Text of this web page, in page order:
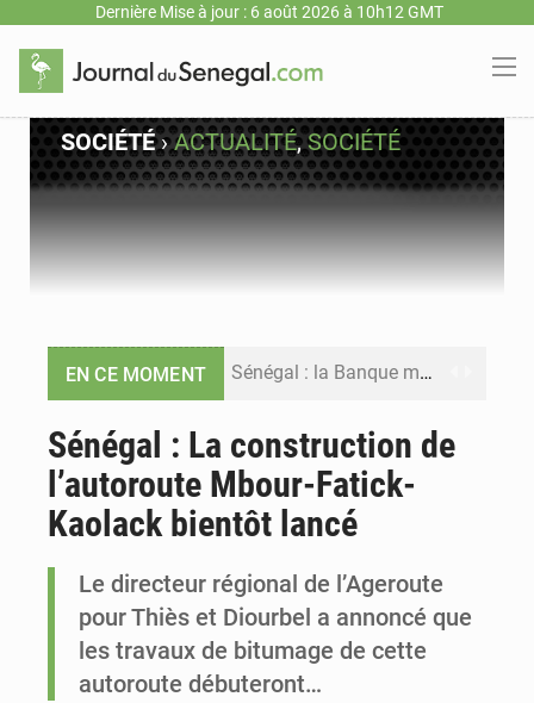
Dernière Mise à jour : 6 août 2026 à 10h12 GMT
SOCIÉTÉ›ACTUALITÉ,SOCIÉTÉ
EN CE MOMENT Sénégal : la Banque mondiale annonce un financement de 340 milliards FCFA pour soutenir les priorités de la Vision Sénégal 2050
Sénégal : Ousmane Diagne prêtera serment le 11 août comme président du Conseil constitutionnel
Sénégal : La construction de
l’autoroute Mbour-Fatick-
Kaolack bientôt lancé
Le directeur régional de l’Ageroute
pour Thiès et Diourbel a annoncé que
les travaux de bitumage de cette
autoroute débuteront…